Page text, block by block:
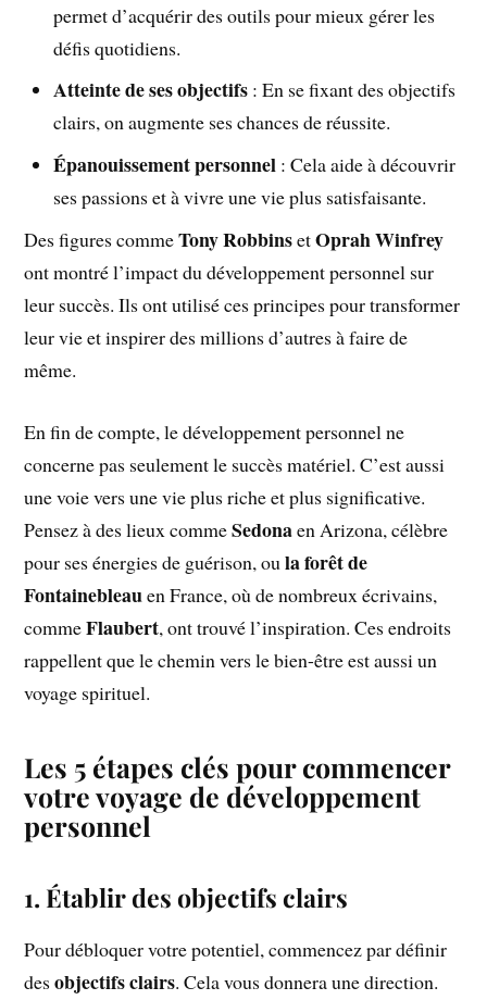
permet d’acquérir des outils pour mieux gérer les
défis quotidiens.
Atteinte de ses objectifs : En se fixant des objectifs
clairs, on augmente ses chances de réussite.
Épanouissement personnel : Cela aide à découvrir
ses passions et à vivre une vie plus satisfaisante.
Des figures commeTony RobbinsetOprah Winfrey
ont montré l’impact du développement personnel sur
leur succès. Ils ont utilisé ces principes pour transformer
leur vie et inspirer des millions d’autres à faire de
même.
En fin de compte, le développement personnel ne
concerne pas seulement le succès matériel. C’est aussi
une voie vers une vie plus riche et plus significative.
Pensez à des lieux commeSedonaen Arizona, célèbre
pour ses énergies de guérison, oula forêt de
Fontainebleauen France, où de nombreux écrivains,
commeFlaubert, ont trouvé l’inspiration. Ces endroits
rappellent que le chemin vers le bien-être est aussi un
voyage spirituel.
Les 5 étapes clés pour commencer
votre voyage de développement
personnel
1. Établir des objectifs clairs
Pour débloquer votre potentiel, commencez par définir
desobjectifs clairs. Cela vous donnera une direction.